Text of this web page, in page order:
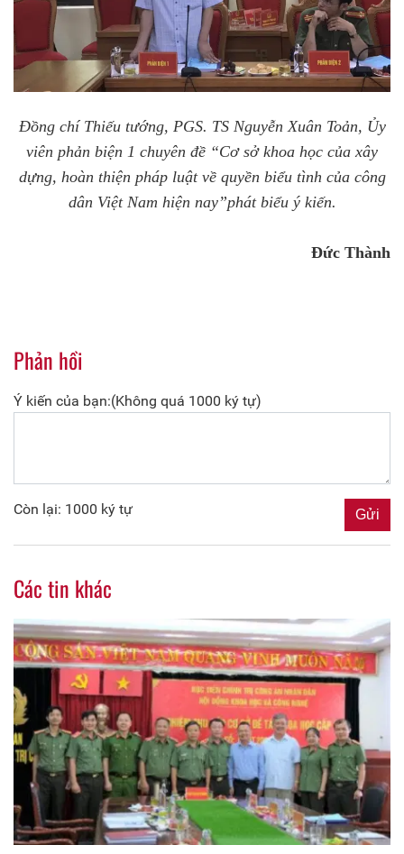
Đồng chí Thiếu tướng, PGS. TS Nguyễn Xuân Toản, Ủy
viên phản biện 1 chuyên đề “Cơ sở khoa học của xây
dựng, hoàn thiện pháp luật về quyền biểu tình của công
dân Việt Nam hiện nay”phát biểu ý kiến.
Đức Thành
Phản hồi
Ý kiến của bạn:(Không quá 1000 ký tự)
Còn lại: 1000 ký tự
Các tin khác